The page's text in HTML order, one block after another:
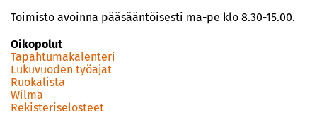
Toimisto avoinna pääsääntöisesti ma-pe klo 8.30-15.00.
Oikopolut
Tapahtumakalenteri
Lukuvuoden työajat
Ruokalista
Wilma
Rekisteriselosteet